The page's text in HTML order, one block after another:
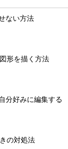
ない方法
形を描く方法
分好みに編集する
の対処法